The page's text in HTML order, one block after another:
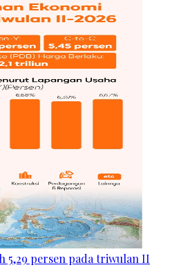
5,29 persen pada triwulan II